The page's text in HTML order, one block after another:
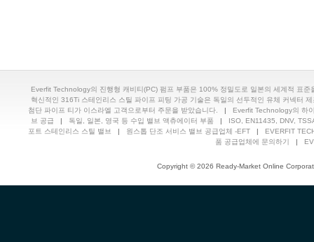
Everfit Technology의 진행형 캐비티(PC) 펌프 부품은 100% 정밀도로 일본의 세계적 표준
혁신적인 316Ti 스테인리스 스틸 파이프 피팅 가공 기술은 독일의 선두적인 유체 커넥터
첨단 파이프 티가 이스라엘 고객으로부터 주문을 받았습니다.
| Everfit Technology의 하
브 공급
| 독일, 일본, 영국 등 수입 밸브 액츄에이터 부품 | ISO, EN11435, DNV,
포트 스테인리스 스틸 밸브
| 원스톱 단조 서비스 밸브 공급업체 -EFT | EVERFIT
품 공급업체에 문의하기 |
Copyright © 2026 Ready-Market Online